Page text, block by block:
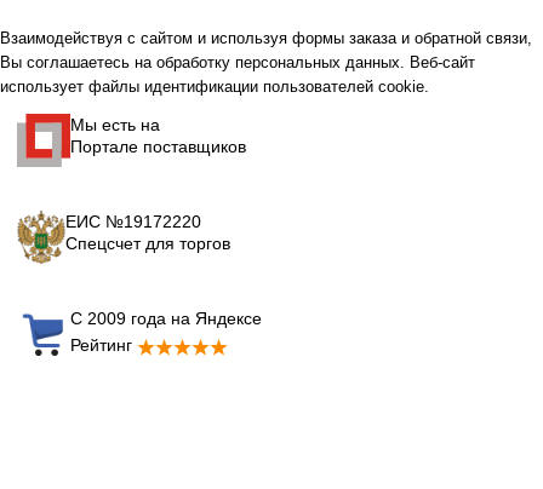
Взаимодействуя с сайтом и используя формы заказа и обратной связи,
Вы соглашаетесь на обработку персональных данных. Веб-сайт
использует файлы идентификации пользователей cookie.
Мы есть на
Портале поставщиков
ЕИС №19172220
Спецсчет для торгов
С 2009 года на Яндексе
Рейтинг